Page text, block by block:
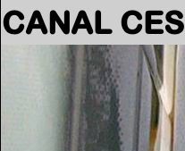
CANAL CES